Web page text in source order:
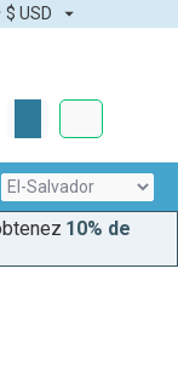
$ USD
10% de